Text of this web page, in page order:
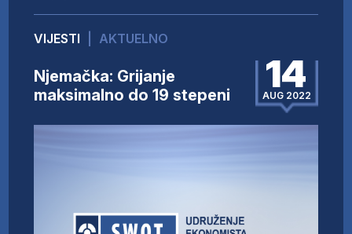
VIJESTI AKTUELNO
Njemačka: Grijanje
maksimalno do 19 stepeni
14
AUG 2022